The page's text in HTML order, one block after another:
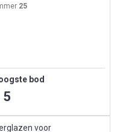
25
bod
5
voor